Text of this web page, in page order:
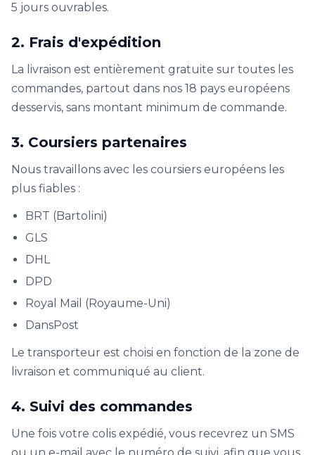
5 jours ouvrables.
2. Frais d'expédition
La livraison est entièrement gratuite sur toutes les
commandes, partout dans nos 18 pays européens
desservis, sans montant minimum de commande.
3. Coursiers partenaires
Nous travaillons avec les coursiers européens les
plus fiables :
BRT (Bartolini)
GLS
DHL
DPD
Royal Mail (Royaume-Uni)
DansPost
Le transporteur est choisi en fonction de la zone de
livraison et communiqué au client.
4. Suivi des commandes
Une fois votre colis expédié, vous recevrez un SMS